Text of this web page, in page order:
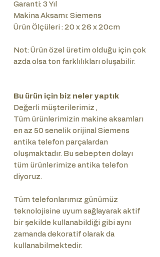
Garanti: 3 Yıl
Makina Aksamı: Siemens
Ürün Ölçüleri : 20 x 26 x 20cm
Not: Ürün özel üretim olduğu için çok
azda olsa ton farklılıkları oluşabilir.
Bu ürün için biz neler yaptık
Değerli müşterilerimiz ,
Tüm ürünlerimizin makine aksamları
en az 50 senelik orijinal Siemens
antika telefon parçalardan
oluşmaktadır. Bu sebepten dolayı
tüm ürünlerimize antika telefon
diyoruz.
Tüm telefonlarımız günümüz
teknolojisine uyum sağlayarak aktif
bir şekilde kullanabildiği gibi aynı
zamanda dekoratif olarak da
kullanabilmektedir.